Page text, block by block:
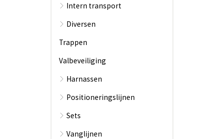
Intern transport
Diversen
Trappen
Valbeveiliging
Harnassen
Positioneringslijnen
Sets
Vanglijnen